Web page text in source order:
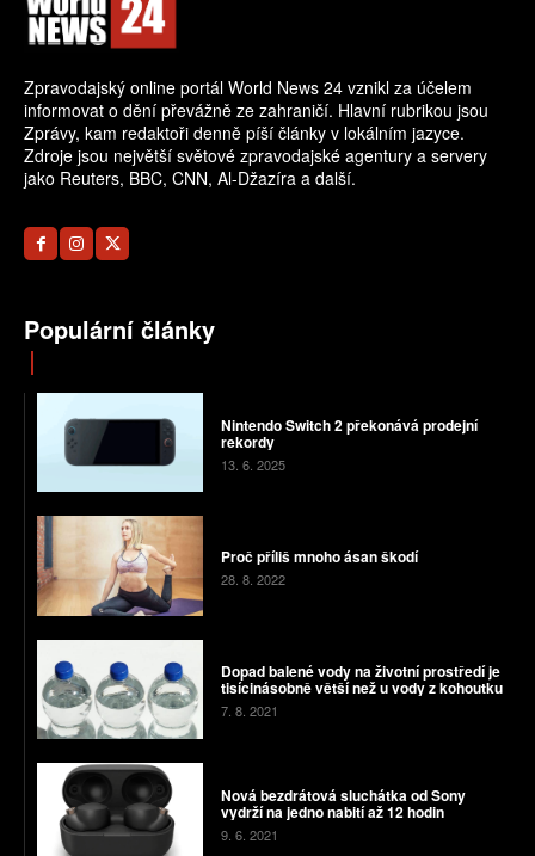
Zpravodajský online portál World News 24 vznikl za účelem
informovat o dění převážně ze zahraničí. Hlavní rubrikou jsou
Zprávy, kam redaktoři denně píší články v lokálním jazyce.
Zdroje jsou největší světové zpravodajské agentury a servery
jako Reuters, BBC, CNN, Al-Džazíra a další.
Populární články
Nintendo Switch 2 překonává prodejní
rekordy
13. 6. 2025
Proč příliš mnoho ásan škodí
28. 8. 2022
Dopad balené vody na životní prostředí je
tisícinásobně větší než u vody z kohoutku
7. 8. 2021
Nová bezdrátová sluchátka od Sony
vydrží na jedno nabití až 12 hodin
9. 6. 2021